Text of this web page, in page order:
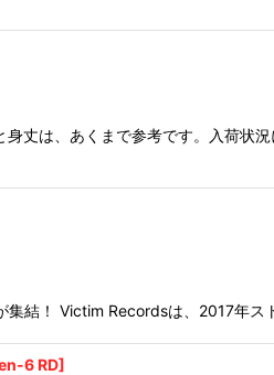
丈は、あくまで参考です。入荷状
集結！ Victim Recordsは、2017年
6 RD]